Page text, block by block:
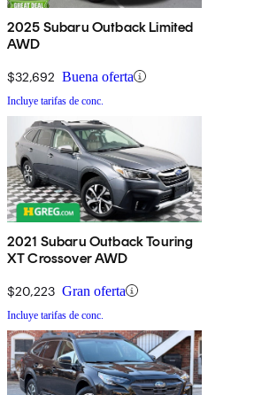
2025 Subaru Outback Limited
AWD
$32,692 Buena oferta
Incluye tarifas de conc.
2021 Subaru Outback Touring
XT Crossover AWD
$20,223 Gran oferta
Incluye tarifas de conc.